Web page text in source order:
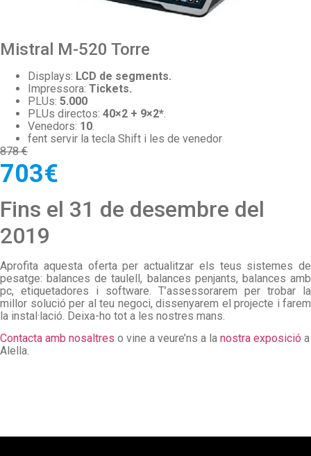
Mistral M-520 Torre
Displays: LCD de segments.
Impressora: Tickets.
PLUs: 5.000
PLUs directos: 40×2 + 9×2*.
Venedors: 10.
fent servir la tecla Shift i les de venedor
878 €
703€
Fins el 31 de desembre del
2019
Aprofita aquesta oferta per actualitzar els teus sistemes de
pesatge: balances de taulell, balances penjants, balances amb
pc, etiquetadores i software. T’assessorarem per trobar la
millor solució per al teu negoci, dissenyarem el projecte i farem
la instal·lació. Deixa-ho tot a les nostres mans.
Contacta amb nosaltres o vine a veure’ns a la nostra exposició a
Alella.